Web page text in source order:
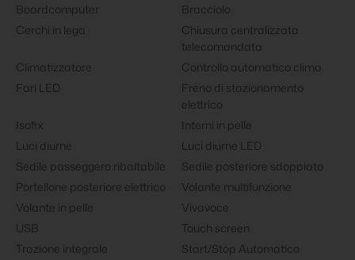
Boardcomputer
Bracciolo
Cerchi in lega
Chiusura centralizzata
telecomandata
Climatizzatore
Controllo automatico clima
Fari LED
Freno di stazionamento
elettrico
Isofix
Interni in pelle
Luci diurne
Luci diurne LED
Sedile passeggero ribaltabile
Sedile posteriore sdoppiato
Portellone posteriore elettrico
Volante multifunzione
Volante in pelle
Vivavoce
USB
Touch screen
Trazione integrale
Start/Stop Automatico